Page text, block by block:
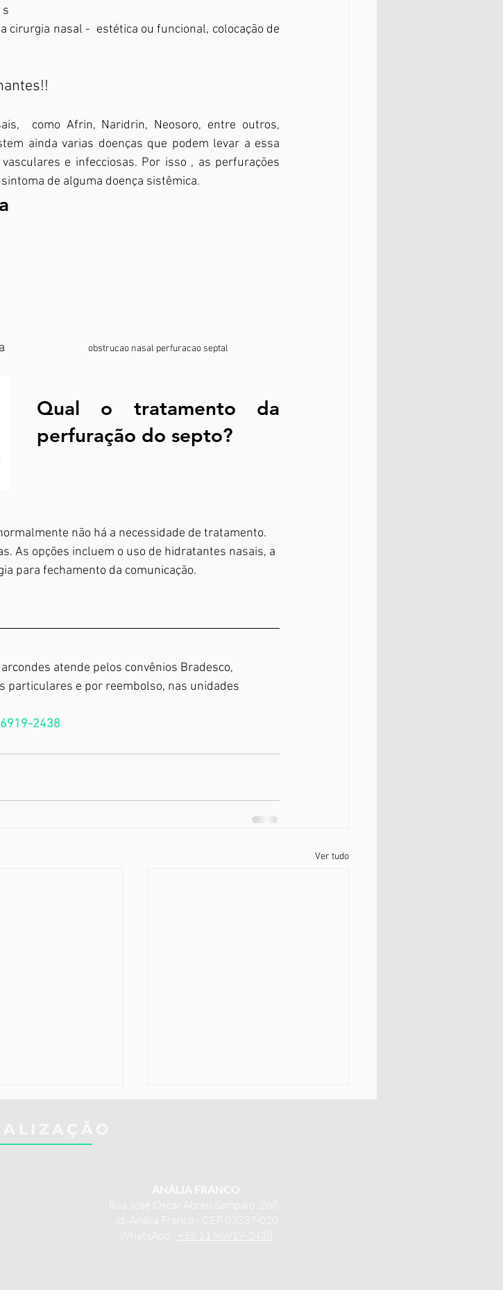
s
cirurgia nasal -  estética ou funcional, colocação de
ainda varias doenças que podem levar a essa
e infecciosas. Por isso , as perfurações
de alguma doença sistêmica.
obstrucao nasal perfuracao septal
Qual o tratamento da
perfuração do septo?
As opções incluem o uso de hidratantes nasais, a
para fechamento da comunicação.
atende pelos convênios Bradesco,
particulares e por reembolso, nas unidades
2438
Ver tudo
Desvio de Septo. O que é
isso?
ANÁLIA FRANCO
Rua José Oscar Abreu Sampaio, 268 -
Jd. Anália Franco - CEP 03337-020
WhatsApp: +55 11 96919-2438